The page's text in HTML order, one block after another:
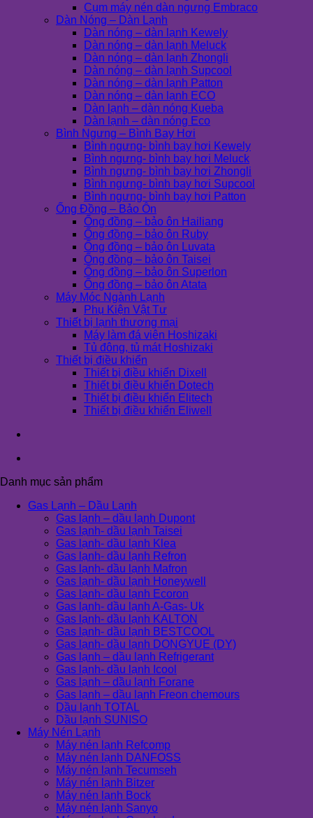
Cụm máy nén dàn ngưng Embraco
Dàn Nóng – Dàn Lạnh
Dàn nóng – dàn lạnh Kewely
Dàn nóng – dàn lạnh Meluck
Dàn nóng – dàn lạnh Zhongli
Dàn nóng – dàn lạnh Supcool
Dàn nóng – dàn lạnh Patton
Dàn nóng – dàn lạnh ECO
Dàn lạnh – dàn nóng Kueba
Dàn lạnh – dàn nóng Eco
Bình Ngưng – Bình Bay Hơi
Bình ngưng- bình bay hơi Kewely
Bình ngưng- bình bay hơi Meluck
Bình ngưng- bình bay hơi Zhongli
Bình ngưng- bình bay hơi Supcool
Bình ngưng- bình bay hơi Patton
Ống Đồng – Bảo Ôn
Ống đồng – bảo ôn Hailiang
Ống đồng – bảo ôn Ruby
Ống đồng – bảo ôn Luvata
Ống đồng – bảo ôn Taisei
Ống đồng – bảo ôn Superlon
Ống đồng – bảo ôn Atata
Máy Móc Ngành Lạnh
Phụ Kiện Vật Tư
Thiết bị lạnh thương mại
Máy làm đá viên Hoshizaki
Tủ đông, tủ mát Hoshizaki
Thiết bị điều khiển
Thiết bị điều khiển Dixell
Thiết bị điều khiển Dotech
Thiết bị điều khiển Elitech
Thiết bị điều khiển Eliwell
Danh mục sản phẩm
Gas Lạnh – Dầu Lạnh
Gas lạnh – dầu lạnh Dupont
Gas lạnh- dầu lạnh Taisei
Gas lạnh- dầu lạnh Klea
Gas lạnh- dầu lạnh Refron
Gas lạnh- dầu lạnh Mafron
Gas lạnh- dầu lạnh Honeywell
Gas lạnh- dầu lạnh Ecoron
Gas lạnh- dầu lạnh A-Gas- Uk
Gas lạnh- dầu lạnh KALTON
Gas lạnh- dầu lạnh BESTCOOL
Gas lạnh- dầu lạnh DONGYUE (DY)
Gas lạnh – dầu lạnh Refrigerant
Gas lạnh- dầu lạnh Icool
Gas lạnh – dầu lạnh Forane
Gas lạnh – dầu lạnh Freon chemours
Dầu lạnh TOTAL
Dầu lạnh SUNISO
Máy Nén Lạnh
Máy nén lạnh Refcomp
Máy nén lạnh DANFOSS
Máy nén lạnh Tecumseh
Máy nén lạnh Bitzer
Máy nén lạnh Bock
Máy nén lạnh Sanyo